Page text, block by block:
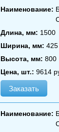
Наименование:
Длина, мм: 1500
Ширина, мм: 425
Высота, мм: 800
Цена, шт.: 9614
Заказать
Наименование: